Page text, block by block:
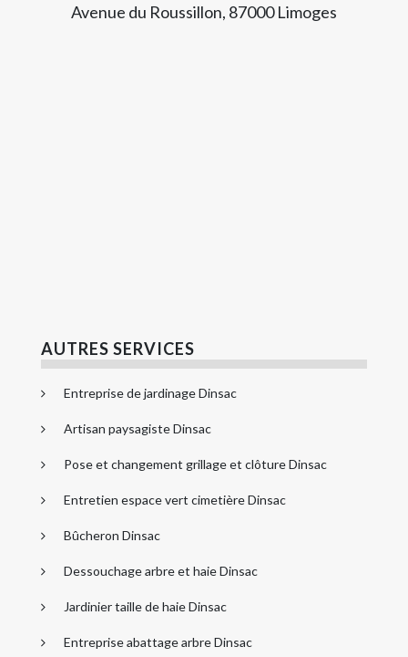
Avenue du Roussillon, 87000 Limoges
AUTRES SERVICES
Entreprise de jardinage Dinsac
Artisan paysagiste Dinsac
Pose et changement grillage et clôture Dinsac
Entretien espace vert cimetière Dinsac
Bûcheron Dinsac
Dessouchage arbre et haie Dinsac
Jardinier taille de haie Dinsac
Entreprise abattage arbre Dinsac